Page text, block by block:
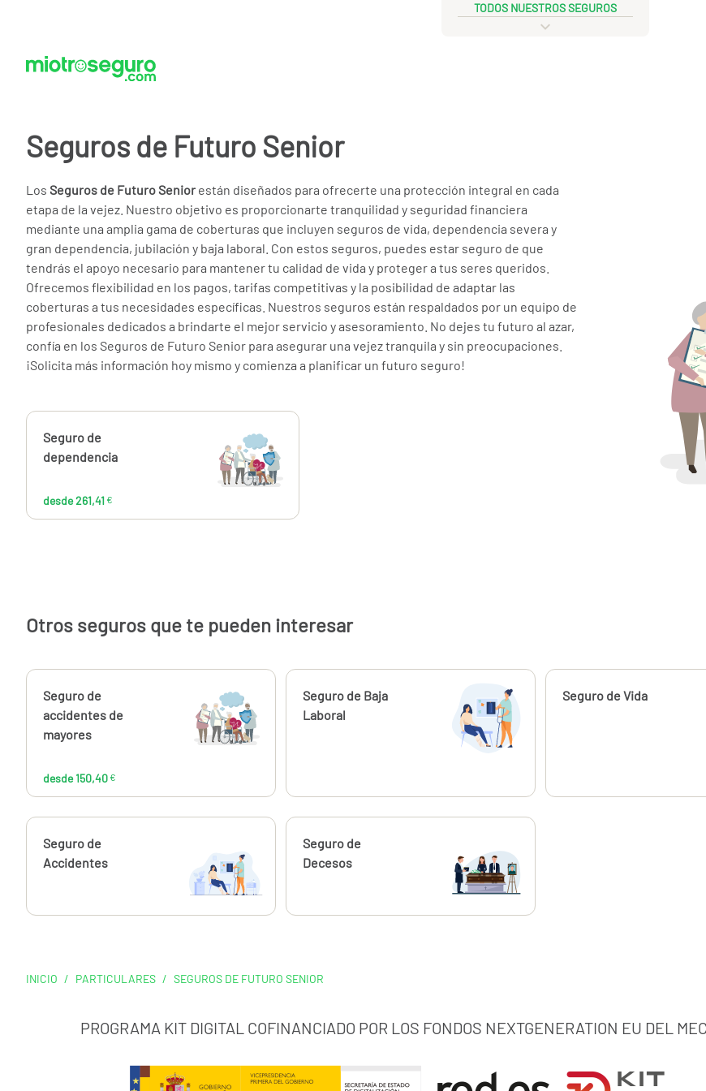
TODOS NUESTROS SEGUROS
Seguros de Futuro Senior
Los Seguros de Futuro Senior están diseñados para ofrecerte una protección integral en cada
etapa de la vejez. Nuestro objetivo es proporcionarte tranquilidad y seguridad financiera
mediante una amplia gama de coberturas que incluyen seguros de vida, dependencia severa y
gran dependencia, jubilación y baja laboral. Con estos seguros, puedes estar seguro de que
tendrás el apoyo necesario para mantener tu calidad de vida y proteger a tus seres queridos.
Ofrecemos flexibilidad en los pagos, tarifas competitivas y la posibilidad de adaptar las
coberturas a tus necesidades específicas. Nuestros seguros están respaldados por un equipo de
profesionales dedicados a brindarte el mejor servicio y asesoramiento. No dejes tu futuro al azar,
confía en los Seguros de Futuro Senior para asegurar una vejez tranquila y sin preocupaciones.
¡Solicita más información hoy mismo y comienza a planificar un futuro seguro!
Calcúlalo ahora
Seguro de
dependencia
desde 261,41 €
261,41€
Otros seguros que te pueden interesar
Calcúlalo ahora
Seguro de
accidentes de
mayores
desde 150,40 €
150,40
Calcúlalo ahora
Seguro de Baja
Laboral
Calcúlalo ahora
Seguro de Vida
Calcúlalo ahora
Seguro de
Accidentes
Calcúlalo ahora
Seguro de
Decesos
INICIO / PARTICULARES / SEGUROS DE FUTURO SENIOR
PROGRAMA KIT DIGITAL COFINANCIADO POR LOS FONDOS NEXTGENERATION EU DEL